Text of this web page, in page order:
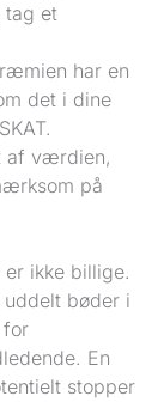
et
har en
det i dine
af værdien,
på
ikke billige.
bøder i
for
En
stopper